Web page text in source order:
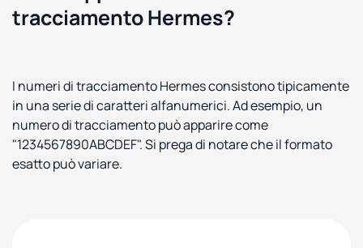
tracciamento Hermes?
I numeri di tracciamento Hermes consistono tipicamente
in una serie di caratteri alfanumerici. Ad esempio, un
numero di tracciamento può apparire come
"1234567890ABCDEF". Si prega di notare che il formato
esatto può variare.